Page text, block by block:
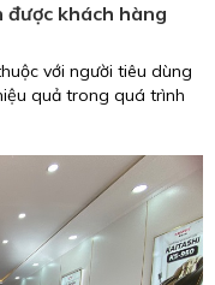
được khách hàng
với người tiêu dùng
quả trong quá trình